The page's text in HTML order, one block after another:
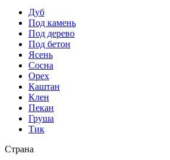
Дуб
Под камень
Под дерево
Под бетон
Ясень
Сосна
Орех
Каштан
Клен
Пекан
Груша
Тик
Страна